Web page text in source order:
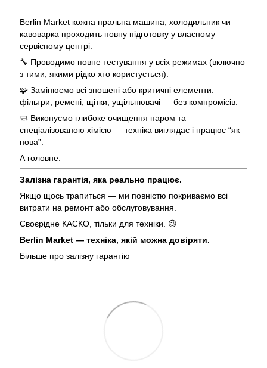
Berlin Market кожна пральна машина, холодильник чи
кавоварка проходить повну підготовку у власному
сервісному центрі.
🔧 Проводимо повне тестування у всіх режимах (включно
з тими, якими рідко хто користується).
🧩 Замінюємо всі зношені або критичні елементи:
фільтри, ремені, щітки, ущільнювачі — без компромісів.
🧼 Виконуємо глибоке очищення паром та
спеціалізованою хімією — техніка виглядає і працює “як
нова”.
А головне:
Залізна гарантія, яка реально працює.
Якщо щось трапиться — ми повністю покриваємо всі
витрати на ремонт або обслуговування.
Своєрідне КАСКО, тільки для техніки. 😉
Berlin Market — техніка, якій можна довіряти.
Більше про залізну гарантію